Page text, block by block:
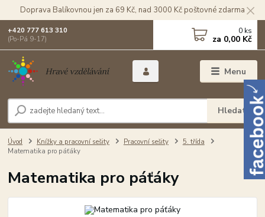
Doprava Balíkovnou jen za 69 Kč, nad 3000 Kč poštovné zdarma
Menu
Hledat
+420 777 613 310
(Po-Pá 9-17)
0 ks
za 0,00 Kč
Úvod Knížky a pracovní sešity Pracovní sešity
5. třída
Matematika pro páťáky
Matematika pro páťáky